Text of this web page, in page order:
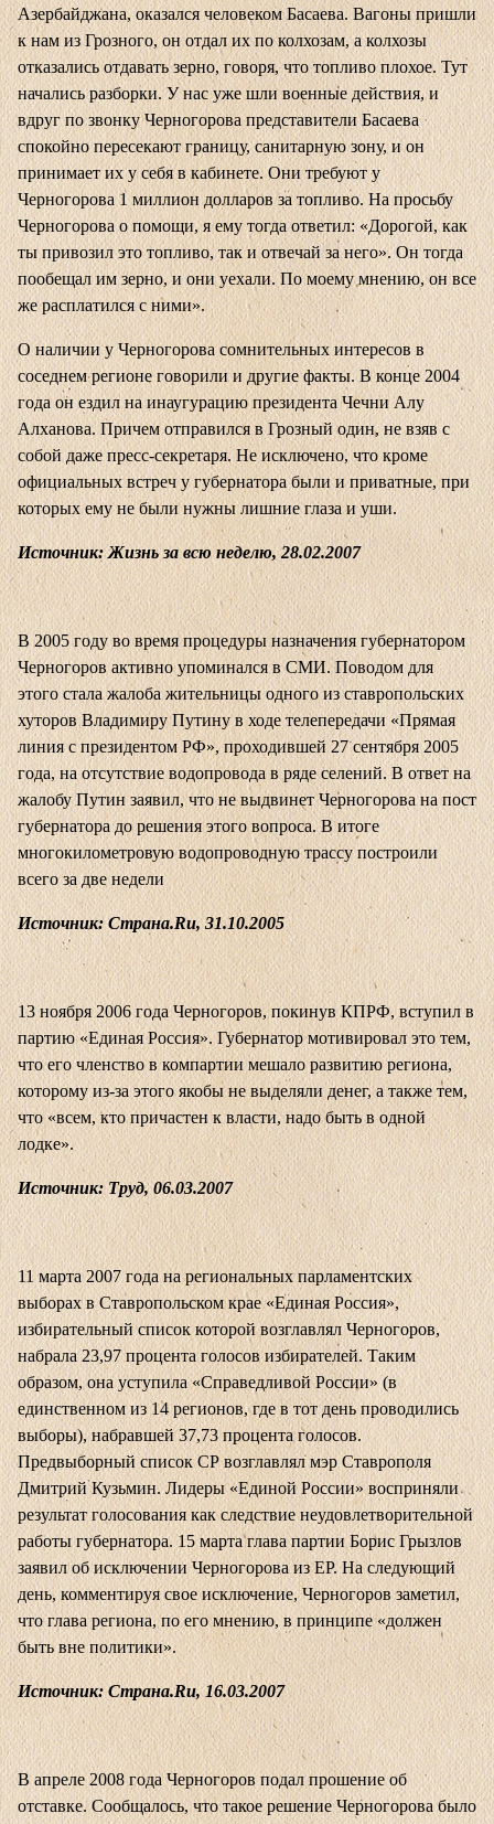
Азербайджана, оказался человеком Басаева. Вагоны пришли
к нам из Грозного, он отдал их по колхозам, а колхозы
отказались отдавать зерно, говоря, что топливо плохое. Тут
начались разборки. У нас уже шли военные действия, и
вдруг по звонку Черногорова представители Басаева
спокойно пересекают границу, санитарную зону, и он
принимает их у себя в кабинете. Они требуют у
Черногорова 1 миллион долларов за топливо. На просьбу
Черногорова о помощи, я ему тогда ответил: «Дорогой, как
ты привозил это топливо, так и отвечай за него». Он тогда
пообещал им зерно, и они уехали. По моему мнению, он все
же расплатился с ними».
О наличии у Черногорова сомнительных интересов в
соседнем регионе говорили и другие факты. В конце 2004
года он ездил на инаугурацию президента Чечни Алу
Алханова. Причем отправился в Грозный один, не взяв с
собой даже пресс-секретаря. Не исключено, что кроме
официальных встреч у губернатора были и приватные, при
которых ему не были нужны лишние глаза и уши.
Источник: Жизнь за всю неделю, 28.02.2007
В 2005 году во время процедуры назначения губернатором
Черногоров активно упоминался в СМИ. Поводом для
этого стала жалоба жительницы одного из ставропольских
хуторов Владимиру Путину в ходе телепередачи «Прямая
линия с президентом РФ», проходившей 27 сентября 2005
года, на отсутствие водопровода в ряде селений. В ответ на
жалобу Путин заявил, что не выдвинет Черногорова на пост
губернатора до решения этого вопроса. В итоге
многокилометровую водопроводную трассу построили
всего за две недели
Источник: Страна.Ru, 31.10.2005
13 ноября 2006 года Черногоров, покинув КПРФ, вступил в
партию «Единая Россия». Губернатор мотивировал это тем,
что его членство в компартии мешало развитию региона,
которому из-за этого якобы не выделяли денег, а также тем,
что «всем, кто причастен к власти, надо быть в одной
лодке».
Источник: Труд, 06.03.2007
11 марта 2007 года на региональных парламентских
выборах в Ставропольском крае «Единая Россия»,
избирательный список которой возглавлял Черногоров,
набрала 23,97 процента голосов избирателей. Таким
образом, она уступила «Справедливой России» (в
единственном из 14 регионов, где в тот день проводились
выборы), набравшей 37,73 процента голосов.
Предвыборный список СР возглавлял мэр Ставрополя
Дмитрий Кузьмин. Лидеры «Единой России» восприняли
результат голосования как следствие неудовлетворительной
работы губернатора. 15 марта глава партии Борис Грызлов
заявил об исключении Черногорова из ЕР. На следующий
день, комментируя свое исключение, Черногоров заметил,
что глава региона, по его мнению, в принципе «должен
быть вне политики».
Источник: Страна.Ru, 16.03.2007
В апреле 2008 года Черногоров подал прошение об
отставке. Сообщалось, что такое решение Черногорова было